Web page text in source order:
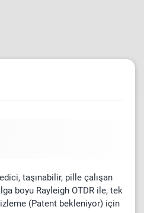
taşınabilir, pille çalışan
boyu Rayleigh OTDR ile, tek
(Patent bekleniyor) için